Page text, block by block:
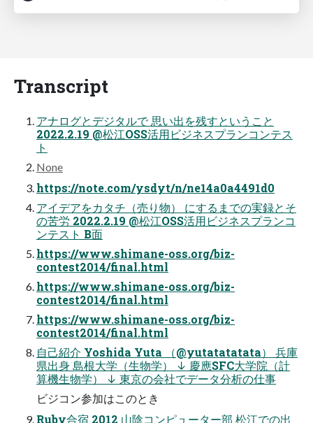
Transcript
アナログとデジタルで 思い出を残すということ
2022.2.19 @松江OSS活用ビジネスプランコンテス
ト
None
https://note.com/ysdyt/n/ne14a0a4491d0
アイデアをカタチ（売り物） にするまでの実録とそ
の苦労 2022.2.19 @松江OSS活用ビジネスプランコ
ンテスト B面
https://www.shimane-oss.org/biz-
contest2014/final.html
https://www.shimane-oss.org/biz-
contest2014/final.html
https://www.shimane-oss.org/biz-
contest2014/final.html
自己紹介 Yoshida Yuta （@yutatatatata） 兵庫
県出身 島根大学（生物学） ↓ 慶應SFC大学院（計
算機生物学） ↓ 東京の会社でデータ分析の仕事
ビジコン参加はこのとき
Ruby合宿 2012 山陰コンピューター部 松江での出